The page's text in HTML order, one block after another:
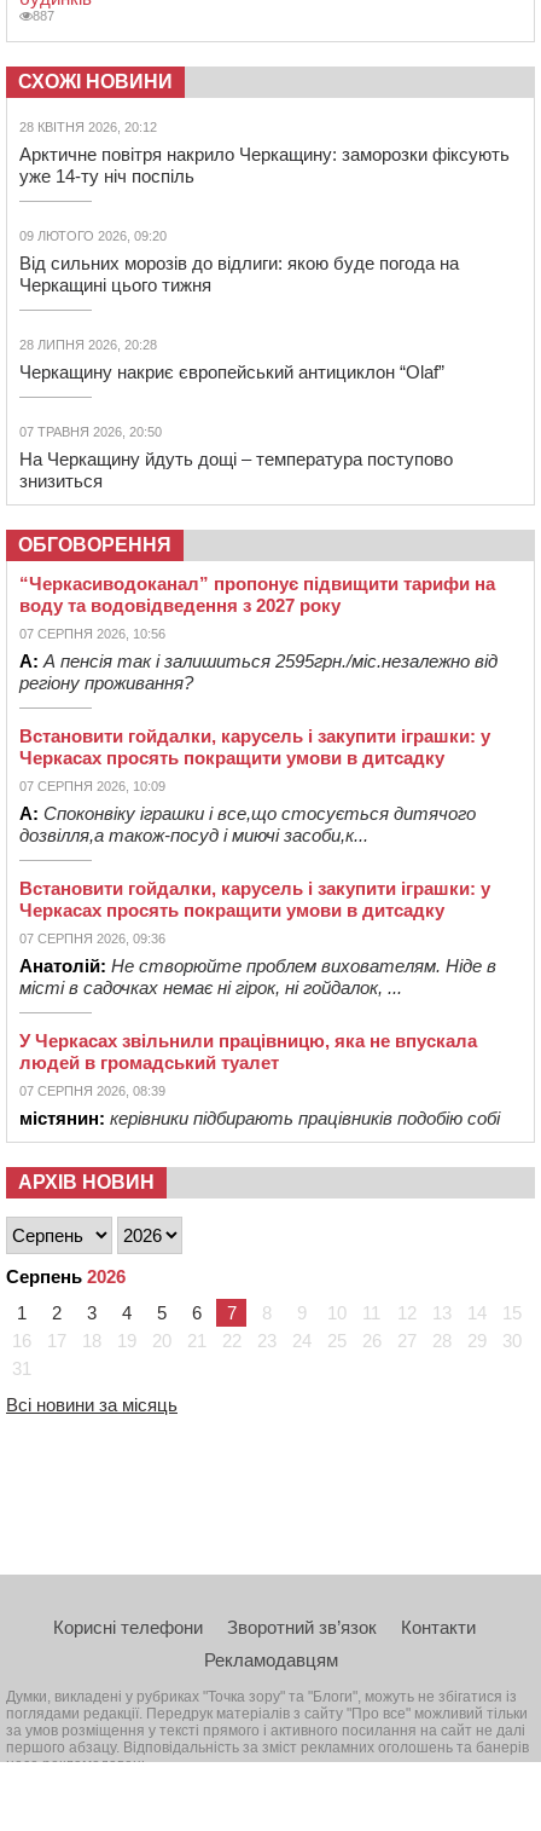
887
СХОЖІ НОВИНИ
28 КВІТНЯ 2026, 20:12
Арктичне повітря накрило Черкащину: заморозки фіксують
уже 14-ту ніч поспіль
09 ЛЮТОГО 2026, 09:20
Від сильних морозів до відлиги: якою буде погода на
Черкащині цього тижня
28 ЛИПНЯ 2026, 20:28
Черкащину накриє європейський антициклон “Olaf”
07 ТРАВНЯ 2026, 20:50
На Черкащину йдуть дощі – температура поступово
знизиться
ОБГОВОРЕННЯ
“Черкасиводоканал” пропонує підвищити тарифи на
воду та водовідведення з 2027 року
07 СЕРПНЯ 2026, 10:56
А: А пенсія так і залишиться 2595грн./міс.незалежно від
регіону проживання?
Встановити гойдалки, карусель і закупити іграшки: у
Черкасах просять покращити умови в дитсадку
07 СЕРПНЯ 2026, 10:09
А: Споконвіку іграшки і все,що стосується дитячого
дозвілля,а також-посуд і миючі засоби,к...
Встановити гойдалки, карусель і закупити іграшки: у
Черкасах просять покращити умови в дитсадку
07 СЕРПНЯ 2026, 09:36
Анатолій: Не створюйте проблем вихователям. Ніде в
місті в садочках немає ні гірок, ні гойдалок, ...
У Черкасах звільнили працівницю, яка не впускала
людей в громадський туалет
07 СЕРПНЯ 2026, 08:39
містянин: керівники підбирають працівників подобію собі
АРХІВ НОВИН
Серпень 2026
1
2 3 4 5 6 7 8 9 10 11 12 13 14
15
16
17 18 19 20 21 22 23 24 25 26 27 28 29
30
31
Всі новини за місяць
Корисні телефони Зворотний зв’язок
Контакти
Рекламодавцям
Думки, викладені у рубриках "Точка зору" та "Блоги", можуть не збігатися із
поглядами редакції. Передрук матеріалів з сайту "Про все" можливий тільки
за умов розміщення у тексті прямого і активного посилання на сайт не далі
першого абзацу. Відповідальність за зміст рекламних оголошень та банерів
несе рекламодавець